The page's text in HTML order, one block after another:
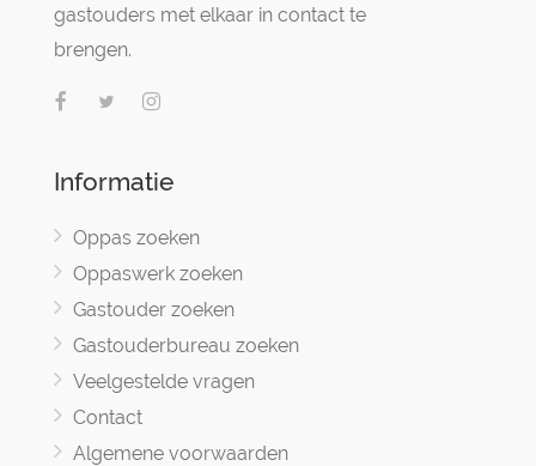
gastouders met elkaar in contact te
brengen.
Informatie
Oppas zoeken
Oppaswerk zoeken
Gastouder zoeken
Gastouderbureau zoeken
Veelgestelde vragen
Contact
Algemene voorwaarden